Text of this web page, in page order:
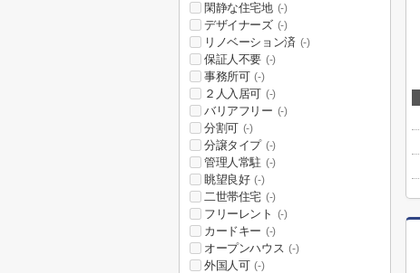
閑静な住宅地 (-)
デザイナーズ (-)
リノベーション済 (-)
保証人不要 (-)
事務所可 (-)
２人入居可 (-)
バリアフリー (-)
分割可 (-)
分譲タイプ (-)
管理人常駐 (-)
眺望良好 (-)
二世帯住宅 (-)
フリーレント (-)
カードキー (-)
オープンハウス (-)
外国人可 (-)